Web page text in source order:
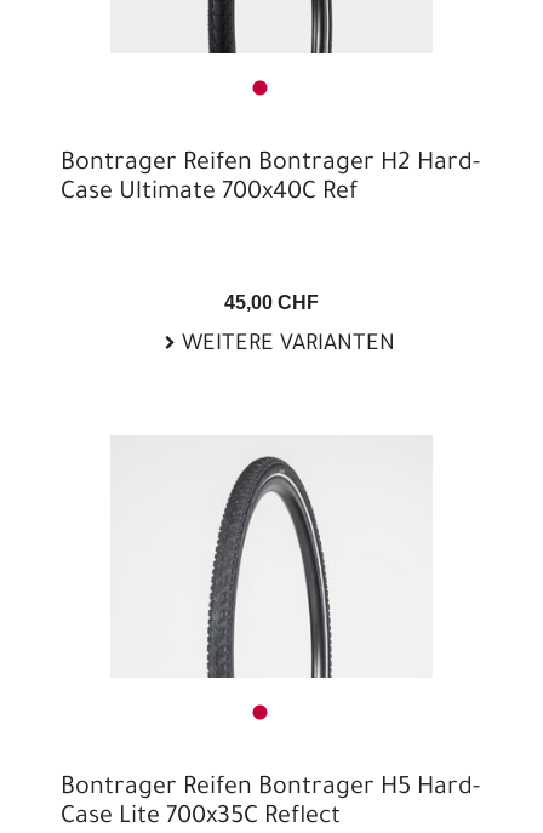
Bontrager Reifen Bontrager H2 Hard-
Case Ultimate 700x40C Ref
45,00 CHF
WEITERE VARIANTEN
Bontrager Reifen Bontrager H5 Hard-
Case Lite 700x35C Reflect